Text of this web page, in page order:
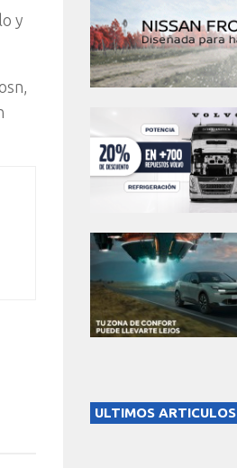
y
ULTIMOS ARTICULOS